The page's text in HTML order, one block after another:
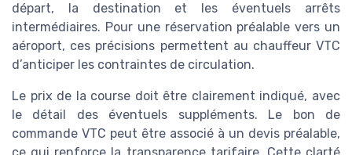
départ, la destination et les éventuels arrêts
intermédiaires. Pour une réservation préalable vers un
aéroport, ces précisions permettent au chauffeur VTC
d’anticiper les contraintes de circulation.
Le prix de la course doit être clairement indiqué, avec
le détail des éventuels suppléments. Le bon de
commande VTC peut être associé à un devis préalable,